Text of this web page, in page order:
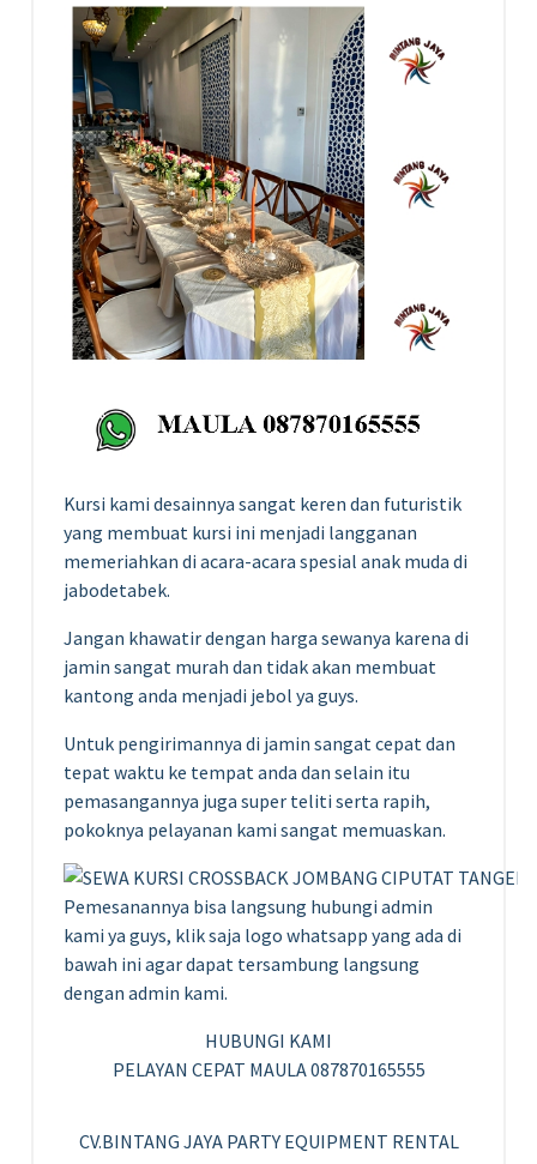
Kursi kami desainnya sangat keren dan futuristik
yang membuat kursi ini menjadi langganan
memeriahkan di acara-acara spesial anak muda di
jabodetabek.
Jangan khawatir dengan harga sewanya karena di
jamin sangat murah dan tidak akan membuat
kantong anda menjadi jebol ya guys.
Untuk pengirimannya di jamin sangat cepat dan
tepat waktu ke tempat anda dan selain itu
pemasangannya juga super teliti serta rapih,
pokoknya pelayanan kami sangat memuaskan.
Pemesanannya bisa langsung hubungi admin
kami ya guys, klik saja logo whatsapp yang ada di
bawah ini agar dapat tersambung langsung
dengan admin kami.
HUBUNGI KAMI
PELAYAN CEPAT MAULA 087870165555
CV.BINTANG JAYA PARTY EQUIPMENT RENTAL